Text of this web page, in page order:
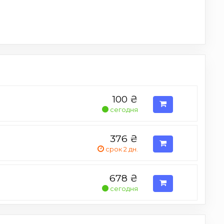
100 ₴
сегодня
376 ₴
срок 2 дн.
678 ₴
сегодня